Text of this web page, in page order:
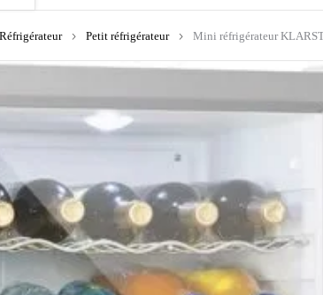
Réfrigérateur Petit réfrigérateur Mini réfrigérateur